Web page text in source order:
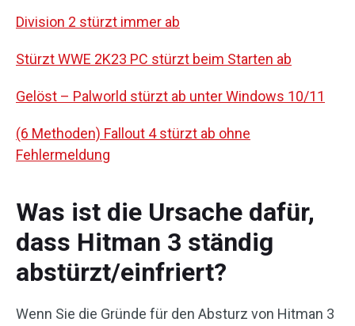
Division 2 stürzt immer ab
Stürzt WWE 2K23 PC stürzt beim Starten ab
Gelöst – Palworld stürzt ab unter Windows 10/11
(6 Methoden) Fallout 4 stürzt ab ohne
Fehlermeldung
Was ist die Ursache dafür,
dass Hitman 3 ständig
abstürzt/einfriert?
Wenn Sie die Gründe für den Absturz von Hitman 3